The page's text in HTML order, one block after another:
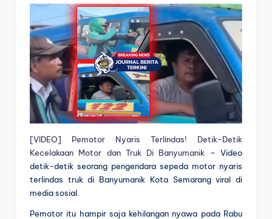
[VIDEO] Pemotor Nyaris Terlindas! Detik-Detik
Kecelakaan Motor dan Truk Di Banyumanik – Video
detik-detik seorang pengendara sepeda motor nyaris
terlindas truk di Banyumanik Kota Semarang viral di
media sosial.
Pemotor itu hampir saja kehilangan nyawa pada Rabu